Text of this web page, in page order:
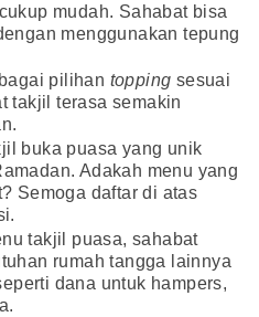
mudah. Sahabat bisa
menggunakan tepung
pilihan topping sesuai
takjil terasa semakin
buka puasa yang unik
Adakah menu yang
Semoga daftar di atas
takjil puasa, sahabat
rumah tangga lainnya
dana untuk hampers,